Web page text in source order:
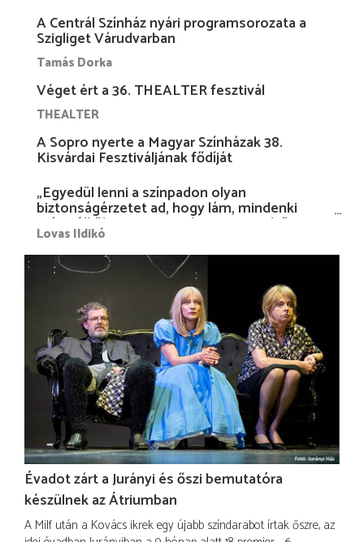
A Centrál Színház nyári programsorozata a
Szigliget Várudvarban
Tamás Dorka
Véget ért a 36. THEALTER fesztivál
THEALTER
A Sopro nyerte a Magyar Színházak 38.
Kisvárdai Fesztiváljának fődíját
„Egyedül lenni a színpadon olyan
biztonságérzetet ad, hogy lám, mindenki
más nélkül is megvagyok magammal…”
Lovas Ildikó
Évadot zárt a Jurányi és őszi bemutatóra
készülnek az Átriumban
A Milf után a Kovács ikrek egy újabb színdarabot írtak őszre, az